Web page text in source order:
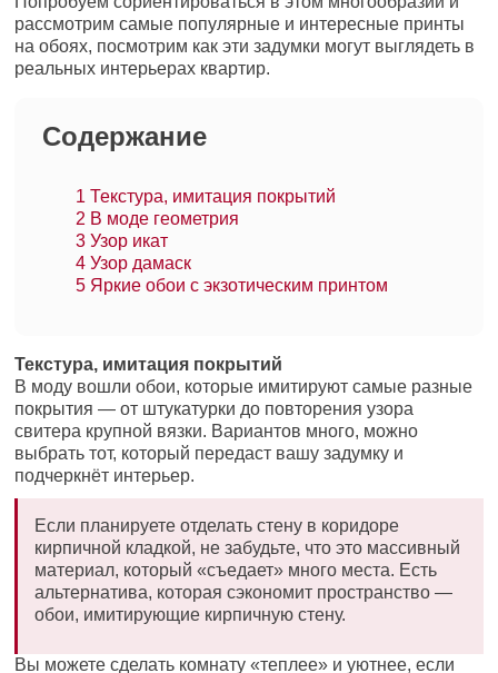
рассмотрим самые популярные и интересные принты
на обоях, посмотрим как эти задумки могут выглядеть в
реальных интерьерах квартир.
Содержание
1 Текстура, имитация покрытий
2 В моде геометрия
3 Узор икат
4 Узор дамаск
5 Яркие обои с экзотическим принтом
Текстура, имитация покрытий
В моду вошли обои, которые имитируют самые разные
покрытия — от штукатурки до повторения узора
свитера крупной вязки. Вариантов много, можно
выбрать тот, который передаст вашу задумку и
подчеркнёт интерьер.
Если планируете отделать стену в коридоре
кирпичной кладкой, не забудьте, что это массивный
материал, который «съедает» много места. Есть
альтернатива, которая сэкономит пространство —
обои, имитирующие кирпичную стену.
Вы можете сделать комнату «теплее» и уютнее, если